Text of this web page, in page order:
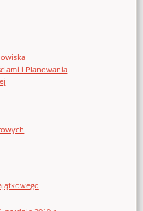
i Planowania